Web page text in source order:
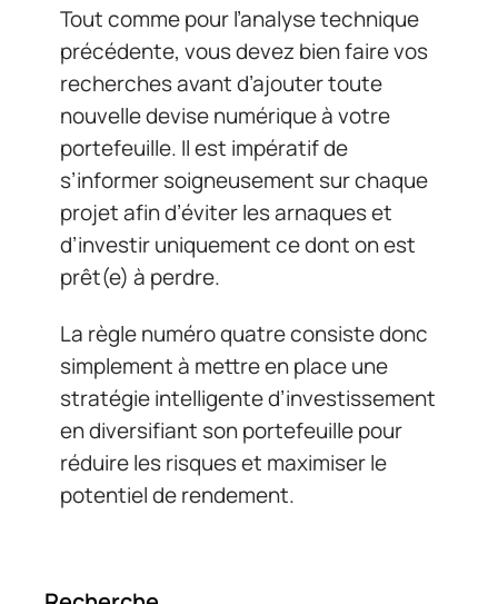
Tout comme pour l’analyse technique
précédente, vous devez bien faire vos
recherches avant d’ajouter toute
nouvelle devise numérique à votre
portefeuille. Il est impératif de
s’informer soigneusement sur chaque
projet afin d’éviter les arnaques et
d’investir uniquement ce dont on est
prêt(e) à perdre.
La règle numéro quatre consiste donc
simplement à mettre en place une
stratégie intelligente d’investissement
en diversifiant son portefeuille pour
réduire les risques et maximiser le
potentiel de rendement.